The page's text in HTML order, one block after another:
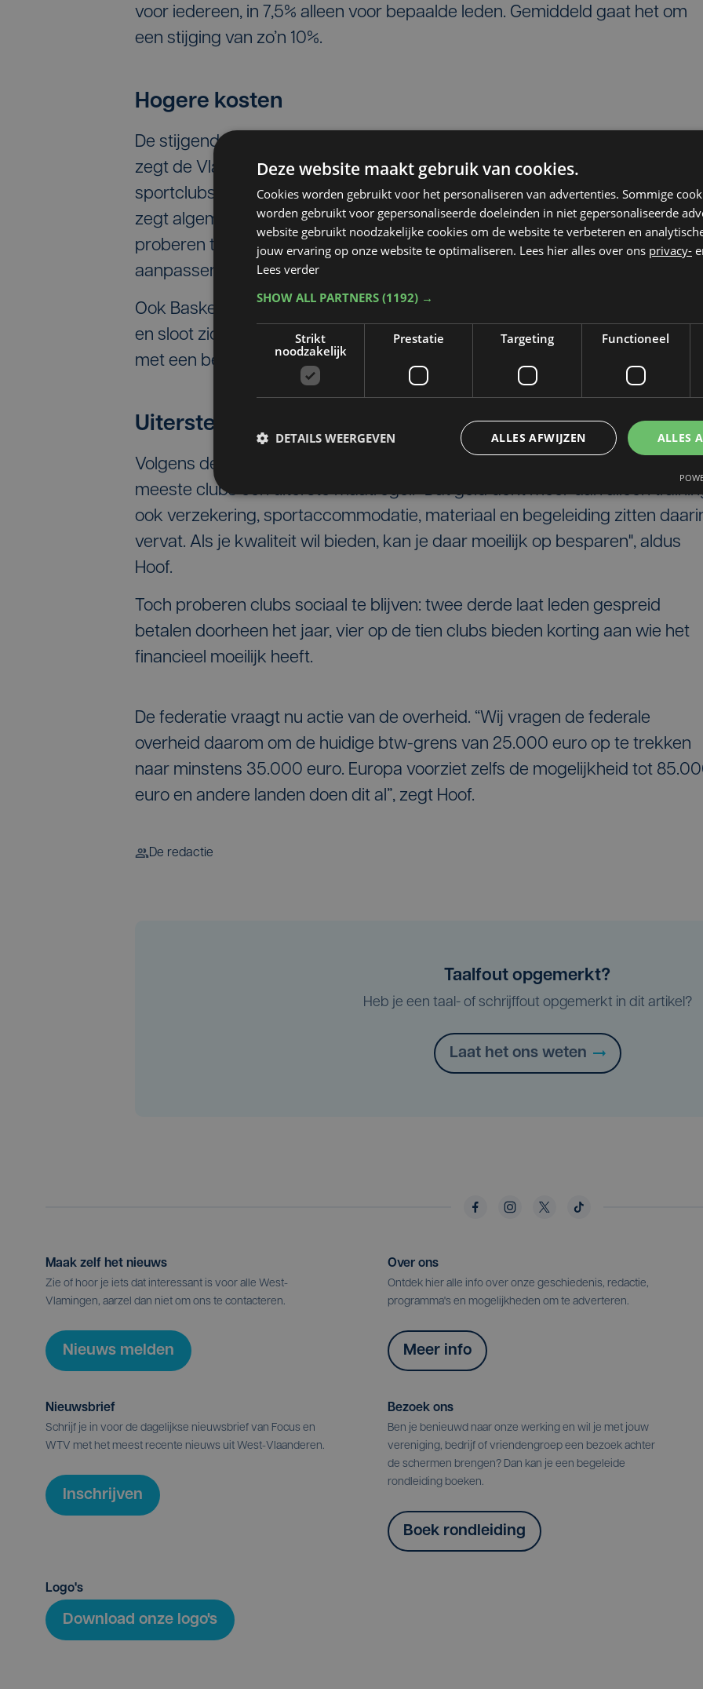
voor iedereen, in 7,5% alleen voor bepaalde leden. Gemiddeld gaat het om
een stijging van zo’n 10%.
Hogere kosten
De stijgende lidgelden zijn een rechtstreeks gevolg van fors hogere kosten,
zegt de Vlaamse Sportfederatie. “De afgelopen jaren stegen de uitgaven bij
sportclubs met gemiddeld 20%, terwijl de inkomsten niet zijn meegegroeid",
zegt algemeen directeur Pieter Hoof. “Veel clubs zoeken extra sponsors of
proberen te besparen, maar als dat niet volstaat, moeten ze het lidgeld
aanpassen.”
Ook Basket Sijsele merkt die druk. De club wil zo toegankelijk mogelijk
en sloot zich daarom aan bij UiTPAS, een voordeelkaart waarmee mensen
met een beperkt inkomen goedkoper kunnen sporten.
Uiterste maatregel
Volgens de Vlaamse Sportfederatie is een verhoging van het lidgeld voor
meeste clubs een uiterste maatregel. “Dat geld dekt meer dan alleen
ook verzekering, sportaccommodatie, materiaal en begeleiding zitten
vervat. Als je kwaliteit wil bieden, kan je daar moeilijk op besparen", aldus
Hoof.
Toch proberen clubs sociaal te blijven: twee derde laat leden gespreid
betalen doorheen het jaar, vier op de tien clubs bieden korting aan wie het
financieel moeilijk heeft.
De federatie vraagt nu actie van de overheid. “Wij vragen de federale
overheid daarom om de huidige btw-grens van 25.000 euro op te trekken
naar minstens 35.000 euro. Europa voorziet zelfs de mogelijkheid tot
euro en andere landen doen dit al”, zegt Hoof.
De redactie
Taalfout opgemerkt?
Heb je een taal- of schrijffout opgemerkt in dit artikel?
Laat het ons weten
Maak zelf het nieuws
Zie of hoor je iets dat interessant is voor alle West-
Vlamingen, aarzel dan niet om ons te contacteren.
Nieuws melden
Over ons
Ontdek hier alle info over onze geschiedenis, redactie,
programma's en mogelijkheden om te adverteren.
Meer info
Nieuwsbrief
Schrijf je in voor de dagelijkse nieuwsbrief van Focus en
WTV met het meest recente nieuws uit West-Vlaanderen.
Inschrijven
Bezoek ons
Ben je benieuwd naar onze werking en wil je met jouw
vereniging, bedrijf of vriendengroep een bezoek achter
de schermen brengen? Dan kan je een begeleide
rondleiding boeken.
Boek rondleiding
Logo's
Download onze logo's
Deze website maakt gebruik van cookies.
Cookies worden gebruikt voor het personaliseren van advertenties. Sommige
worden gebruikt voor gepersonaliseerde doeleinden in niet gepersonaliseerde
website gebruikt noodzakelijke cookies om de website te verbeteren en
jouw ervaring op onze website te optimaliseren. Lees hier alles over ons privacy-
Lees verder
SHOW ALL PARTNERS (1192) →
Strikt
noodzakelijk
Prestatie Targeting
Functioneel
ALLES
ALLES AFWIJZEN
DETAILS WEERGEVEN